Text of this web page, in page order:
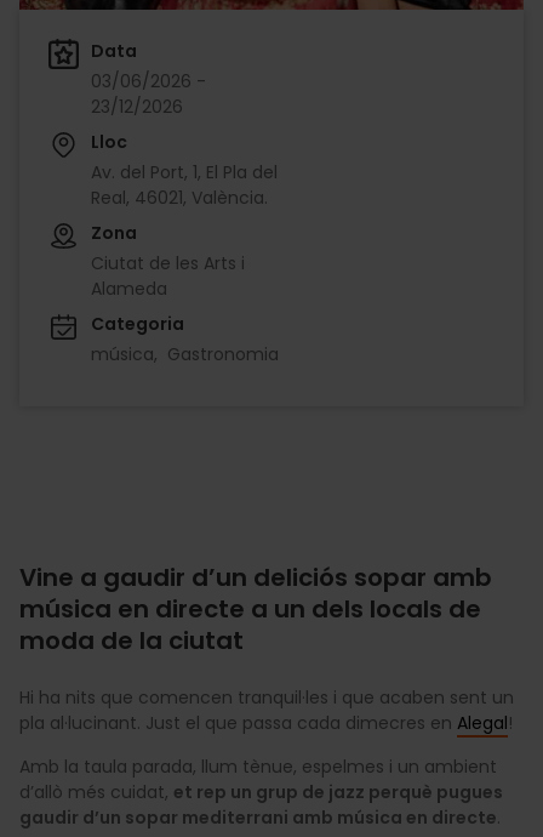
Data
03/06/2026 -
23/12/2026
Lloc
Av. del Port, 1, El Pla del
Real, 46021, València.
Zona
Ciutat de les Arts i
Alameda
Categoria
música
Gastronomia
Vine a gaudir d’un deliciós sopar amb
música en directe a un dels locals de
moda de la ciutat
Hi ha nits que comencen tranquil·les i que acaben sent un
pla al·lucinant. Just el que passa cada dimecres en Alegal!
Amb la taula parada, llum tènue, espelmes i un ambient
d’allò més cuidat, et rep un grup de jazz perquè pugues
gaudir d’un sopar mediterrani amb música en directe.